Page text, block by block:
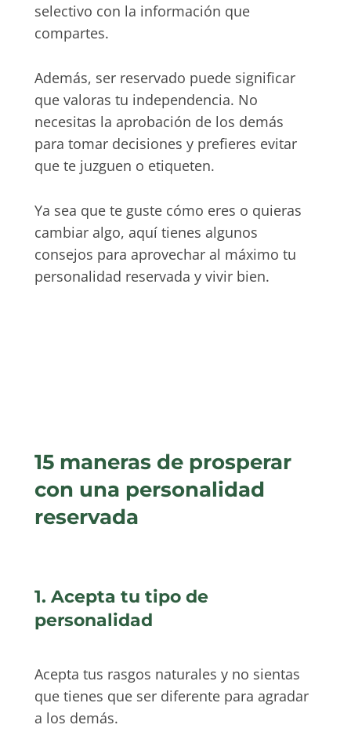
selectivo con la información que
compartes.
Además, ser reservado puede significar
que valoras tu independencia. No
necesitas la aprobación de los demás
para tomar decisiones y prefieres evitar
que te juzguen o etiqueten.
Ya sea que te guste cómo eres o quieras
cambiar algo, aquí tienes algunos
consejos para aprovechar al máximo tu
personalidad reservada y vivir bien.
15 maneras de prosperar
con una personalidad
reservada
1. Acepta tu tipo de
personalidad
Acepta tus rasgos naturales y no sientas
que tienes que ser diferente para agradar
a los demás.